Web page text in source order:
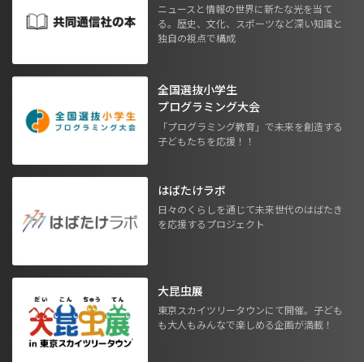
ニュースと情報の世界に新たな光を当て
る。歴史、文化、スポーツなど深い知識と
独自の視点で構成
全国選抜小学生
プログラミング大会
「プログラミング教育」で未来を創造する
子どもたちを応援！！
はばたけラボ
日々のくらしを通じて未来世代のはばたき
を応援するプロジェクト
大昆虫展
東京スカイツリータウンにて開催。子ども
も大人もみんなで楽しめる企画が満載！